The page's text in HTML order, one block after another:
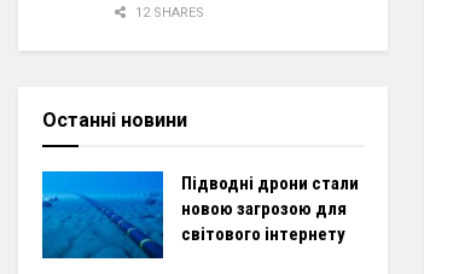
12 SHARES
Останні новини
Підводні дрони стали
новою загрозою для
світового інтернету